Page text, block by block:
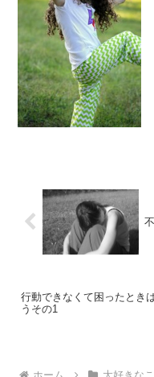
行動できなくて困ったとき
うその1